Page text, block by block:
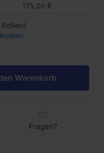
175,00 €
Warenkorb
Fragen?